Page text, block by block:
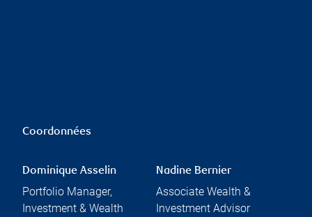
Coordonnées
Dominique Asselin
Portfolio Manager,
Investment & Wealth
Nadine Bernier
Associate Wealth &
Investment Advisor